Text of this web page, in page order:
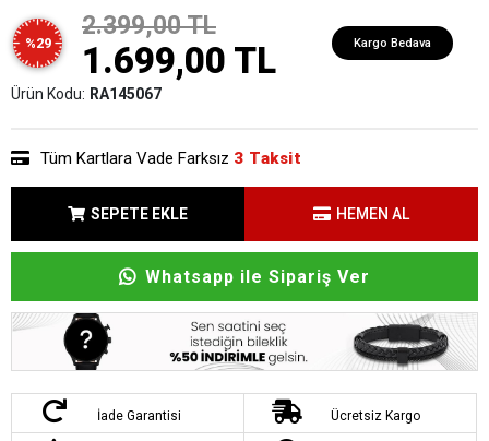
%29
2.399,00 TL
1.699,00 TL Kargo Bedava
Ürün Kodu: RA145067
Tüm Kartlara Vade Farksız 3 Taksit
SEPETE EKLE HEMEN AL
Whatsapp ile Sipariş Ver
İade Garantisi Ücretsiz Kargo